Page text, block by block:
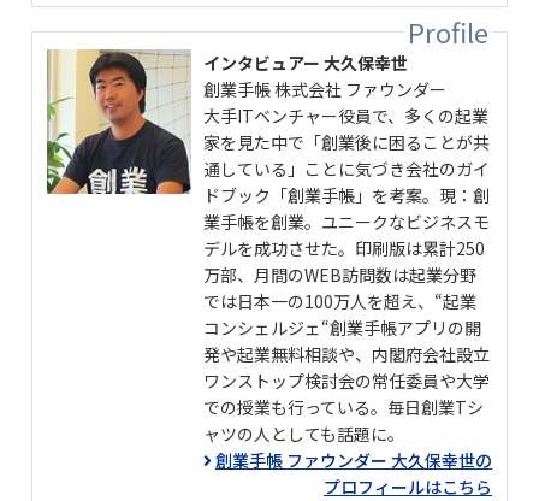
インタビュアー 大久保幸世
創業手帳 株式会社 ファウンダー
大手ITベンチャー役員で、多くの起業
家を見た中で「創業後に困ることが共
通している」ことに気づき会社のガイ
ドブック「創業手帳」を考案。現：創
業手帳を創業。ユニークなビジネスモ
デルを成功させた。印刷版は累計250
万部、月間のWEB訪問数は起業分野
では日本一の100万人を超え、“起業
コンシェルジェ“創業手帳アプリの開
発や起業無料相談や、内閣府会社設立
ワンストップ検討会の常任委員や大学
での授業も行っている。毎日創業Tシ
ャツの人としても話題に。
創業手帳 ファウンダー 大久保幸世の
プロフィールはこちら